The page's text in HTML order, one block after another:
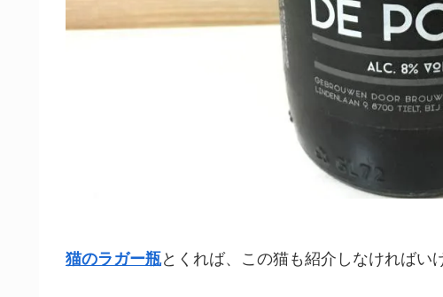
猫のラガー瓶とくれば、この猫も紹介しなければい